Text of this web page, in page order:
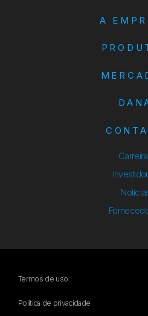
A
Termos de uso
Política de privacidade